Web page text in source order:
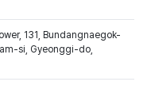
131, Bundangnaegok-
si, Gyeonggi-do,